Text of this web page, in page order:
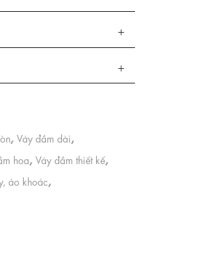
, Váy đầm dài,
hoa, Váy đầm thiết kế,
áo khoác,